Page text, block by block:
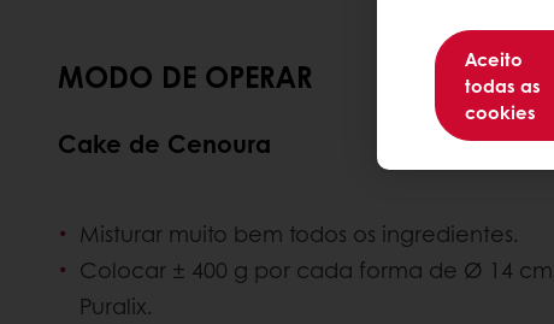
MODO DE OPERAR
Cake de Cenoura
Misturar muito bem todos os ingredientes.
Colocar ± 400 g por cada forma de Ø 14
Puralix.
Aceito
todas as
cookies